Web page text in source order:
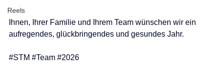
Reels
Ihnen, Ihrer Familie und Ihrem Team wünschen wir ein
aufregendes, glückbringendes und gesundes Jahr.
#STM #Team #2026